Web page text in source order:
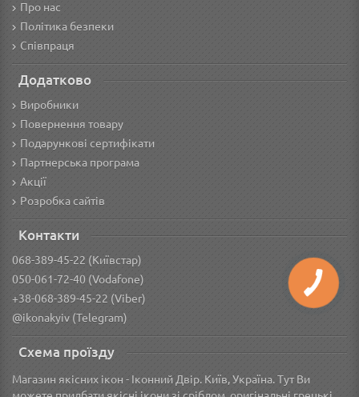
Про нас
Політика безпеки
Співпраця
Додатково
Виробники
Повернення товару
Подарункові сертифікати
Партнерська програма
Акції
Розробка сайтів
Контакти
068-389-45-22 (Київстар)
050-061-72-40 (Vodafone)
+38-068-389-45-22 (Viber)
@ikonakyiv (Telegram)
Схема проїзду
Магазин якісних ікон - Іконний Двір. Київ, Україна. Тут Ви